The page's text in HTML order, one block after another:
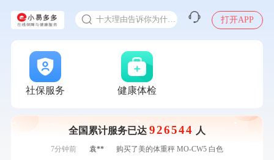
入职体检在线预约
甲状腺癌怎么筛查
打开APP
社保服务 健康体检
全国累计服务已达 926544 人
刚刚
周**
成功预约了男性健康套餐
1分钟前
林**
购买了宁安堡新疆无核红枣干150g*2
1分钟前
李**
购买了七年五季黑咖啡速溶低脂无添加蔗糖美式咖啡粉
24g*2盒
2分钟前
成功预约了男性婚前体检基础套餐
成功预约了标准套餐（男）
4分钟前
购买了联创雅斯奶锅DF-CP103M
6分钟前
肖**
成功预约了坐班族体检套餐（男）
7分钟前
袁**
购买了美的体重秤 MO-CW5 白色